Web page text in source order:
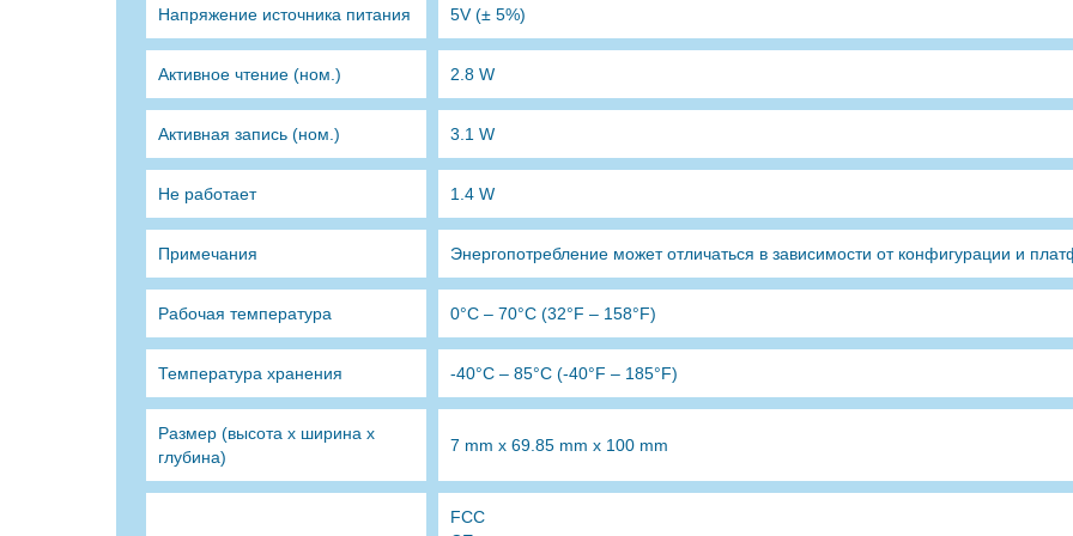
Напряжение источника питания 5V (± 5%)
Активное чтение (ном.) 2.8 W
Активная запись (ном.) 3.1 W
Не работает 1.4 W
Примечания Энергопотребление может отличаться в зависимости от конфигурации и
Рабочая температура 0°C – 70°C (32°F – 158°F)
Температура хранения -40°C – 85°C (-40°F – 185°F)
Размер (высота х ширина х
глубина)
7 mm x 69.85 mm x 100 mm
FCC